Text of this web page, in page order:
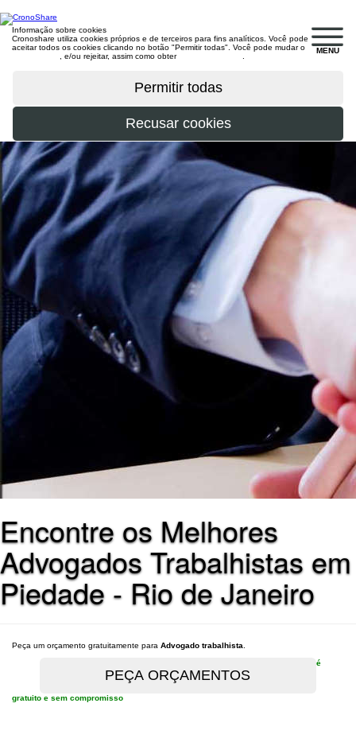
MENU
Informação sobre cookies
Cronoshare utiliza cookies próprios e de terceiros para fins analíticos. Você pode
aceitar todos os cookies clicando no botão "Permitir todas". Você pode mudar o
, e/ou rejeitar, assim como obter
Encontre os Melhores
Advogados Trabalhistas em
Piedade - Rio de Janeiro
Peça um orçamento gratuitamente para Advogado trabalhista
é
gratuito e sem compromisso